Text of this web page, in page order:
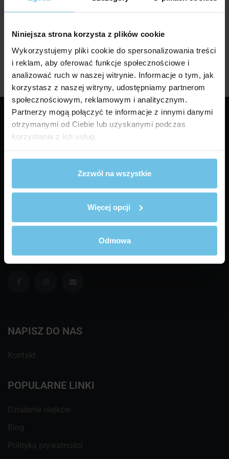
Niniejsza strona korzysta z plików cookie
Wykorzystujemy pliki cookie do spersonalizowania treści
i reklam, aby oferować funkcje społecznościowe i
analizować ruch w naszej witrynie. Informacje o tym, jak
korzystasz z naszej witryny, udostępniamy partnerom
społecznościowym, reklamowym i analitycznym.
Partnerzy mogą połączyć te informacje z innymi danymi
otrzymanymi od Ciebie lub uzyskanymi podczas
korzystania z ich usług.
Zezwól na wszystkie
Więcej opcji
Odmowa
Czy przesyłki są bezpieczne?
Zwroty
20-469 Lublin
ZNAJDŹ NAS NA
NAPISZ DO NAS
Kontakt
POPULARNE LINKI
Działanie olejków
Blog
Polityka prywatności